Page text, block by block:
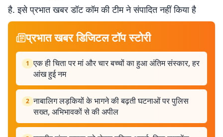
है. इसे प्रभात खबर डॉट कॉम की टीम ने संपादित नहीं किया है
प्रभात खबर डिजिटल टॉप स्टोरी
1 एक ही चिता पर मां और चार बच्चों का हुआ अंतिम संस्कार, हर
आंख हुई नम
2 नाबालिग लड़कियों के भागने की बढ़ती घटनाओं पर पुलिस
सख्त, अभिभावकों से की अपील